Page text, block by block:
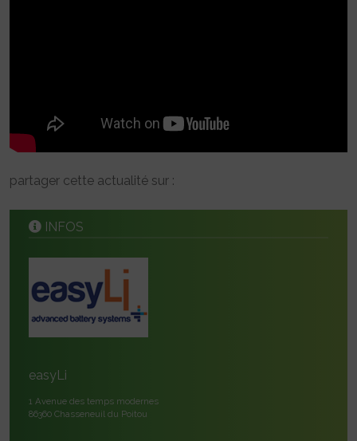
partager cette actualité sur :
INFOS
easyLi
1 Avenue des temps modernes
86360 Chasseneuil du Poitou